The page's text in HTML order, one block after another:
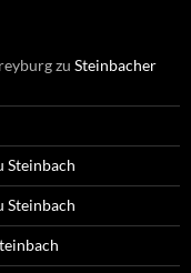
zu Steinbacher
Steinbach
Steinbach